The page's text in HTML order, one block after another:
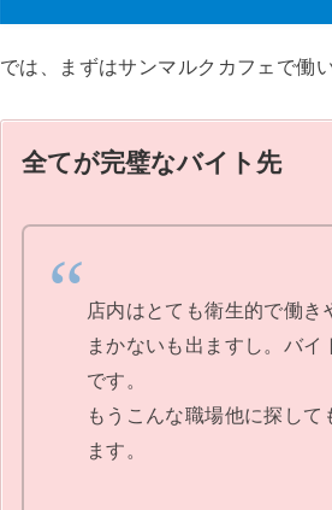
では、まずはサンマルクカフェで働
全てが完璧なバイト先
店内はとても衛生的で働き
まかないも出ますし。バ
です。
もうこんな職場他に探し
ます。